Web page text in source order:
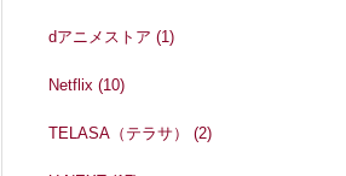
dアニメストア(1)
Netflix(10)
TELASA（テラサ）(2)